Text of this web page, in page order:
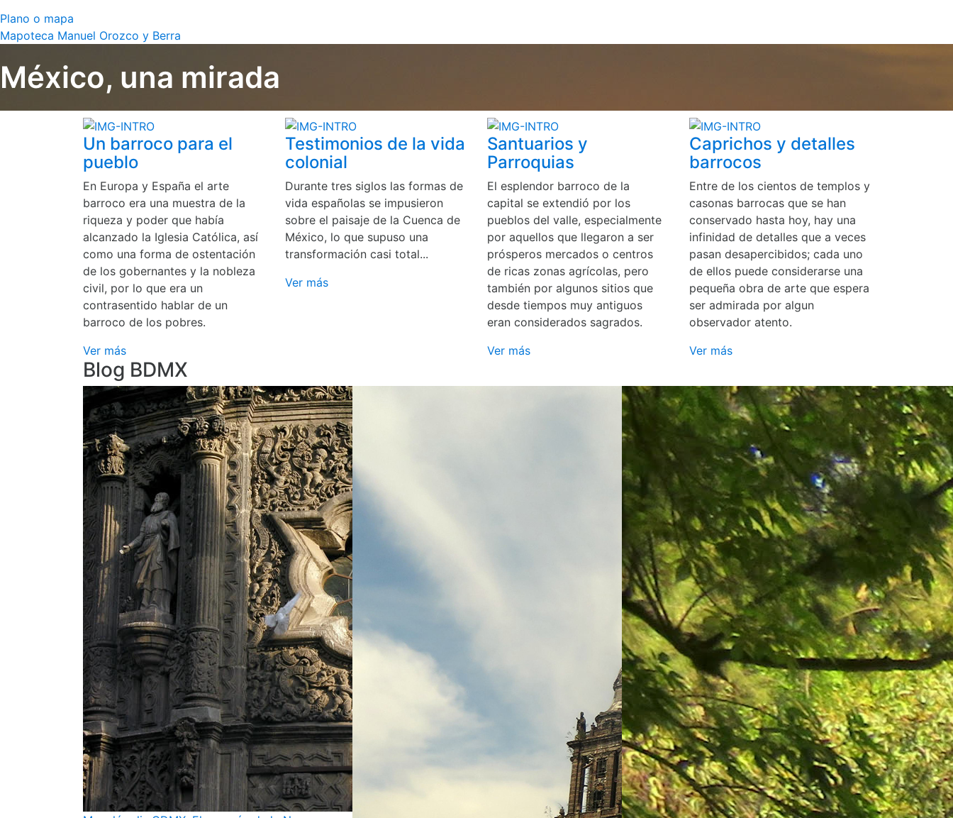
Plano o mapa
Mapoteca Manuel Orozco y Berra
México, una mirada
Un barroco para el
pueblo
En Europa y España el arte
barroco era una muestra de la
riqueza y poder que había
alcanzado la Iglesia Católica, así
como una forma de ostentación
de los gobernantes y la nobleza
civil, por lo que era un
contrasentido hablar de un
barroco de los pobres.
Ver más
Testimonios de la vida
colonial
Durante tres siglos las formas de
vida españolas se impusieron
sobre el paisaje de la Cuenca de
México, lo que supuso una
transformación casi total...
Ver más
Santuarios y
Parroquias
El esplendor barroco de la
capital se extendió por los
pueblos del valle, especialmente
por aquellos que llegaron a ser
prósperos mercados o centros
de ricas zonas agrícolas, pero
también por algunos sitios que
desde tiempos muy antiguos
eran considerados sagrados.
Ver más
Caprichos y detalles
barrocos
Entre de los cientos de templos y
casonas barrocas que se han
conservado hasta hoy, hay una
infinidad de detalles que a veces
pasan desapercibidos; cada uno
de ellos puede considerarse una
pequeña obra de arte que espera
ser admirada por algun
observador atento.
Ver más
Blog BDMX